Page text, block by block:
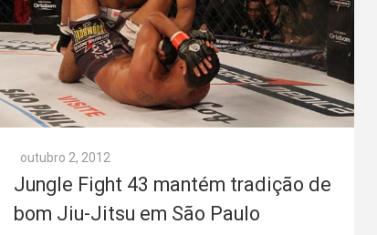
outubro 2, 2012
Jungle Fight 43 mantém tradição de
bom Jiu-Jitsu em São Paulo